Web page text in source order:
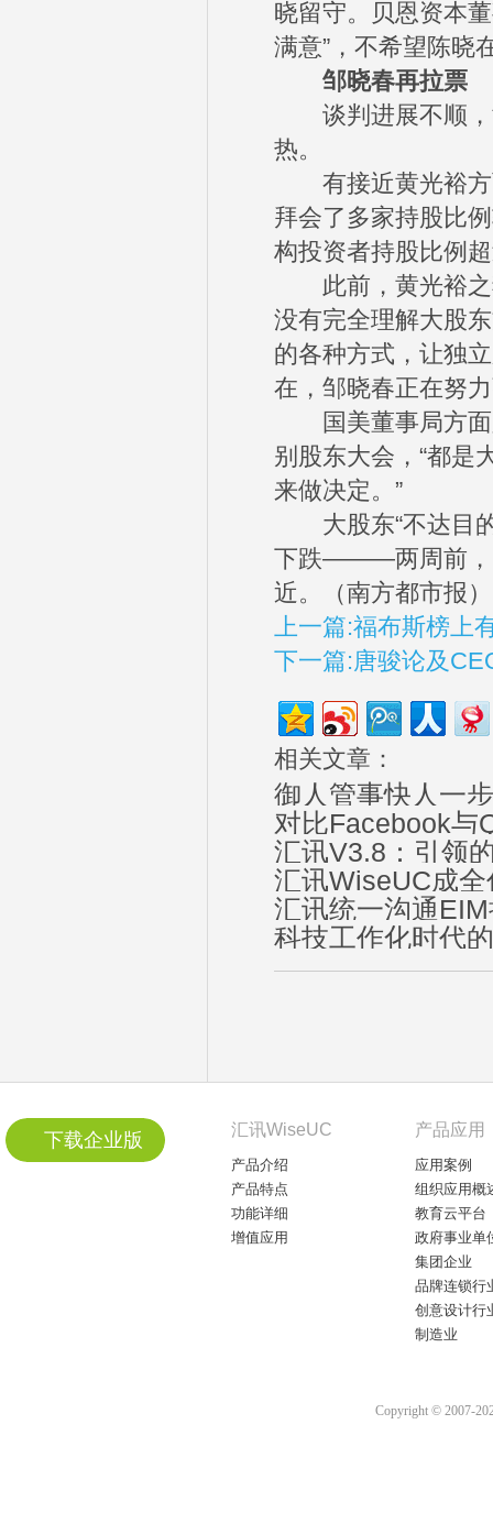
晓留守。贝恩资本
满意”，不希望陈晓
邹晓春再拉票
谈判进展不顺，
热。
有接近黄光裕方
拜会了多家持股比
构投资者持股比例
此前，黄光裕之
没有完全理解大股
的各种方式，让独
在，邹晓春正在努
国美董事局方面
别股东大会，“都是
来做决定。”
大股东“不达目的
下跌———两周前，
近。（南方都市报）
上一篇:福布斯榜上
下一篇:唐骏论及
相关文章：
御人管事快人一
对比Facebook与
汇讯V3.8：引领
汇讯WiseUC成全
通
汇讯统一沟通
科技工作化时代
下载企业版 汇讯WiseUC
产品介绍
产品特点
功能详细
增值应用
产品应用
应用案例
组织应用概
教育云平台
政府事业单
集团企业
品牌连锁行
创意设计行
制造业
Copyright © 2007-